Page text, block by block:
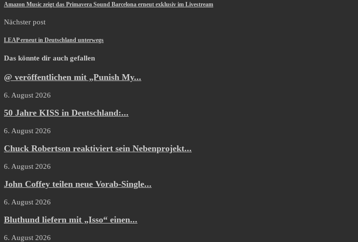
Amazon Music zeigt das Primavera Sound Barcelona erneut exklusiv im Livestream
Nächster post
LEAP erneut in Deutschland unterwegs
Das könnte dir auch gefallen
@ veröffentlichen mit „Punish My...
6. August 2026
50 Jahre KISS in Deutschland:...
6. August 2026
Chuck Robertson reaktiviert sein Nebenprojekt...
6. August 2026
John Coffey teilen neue Vorab-Single...
6. August 2026
Bluthund liefern mit „Isso“ einen...
6. August 2026